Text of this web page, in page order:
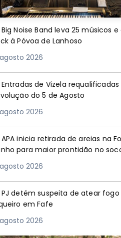
Big Noise Band leva 25 músicos
à Póvoa de Lanhoso
2026
Entradas de Vizela
do 5 de Agosto
2026
APA inicia retirada de areias na
para maior prontidão no
2026
PJ detém suspeita de atear
em Fafe
2026